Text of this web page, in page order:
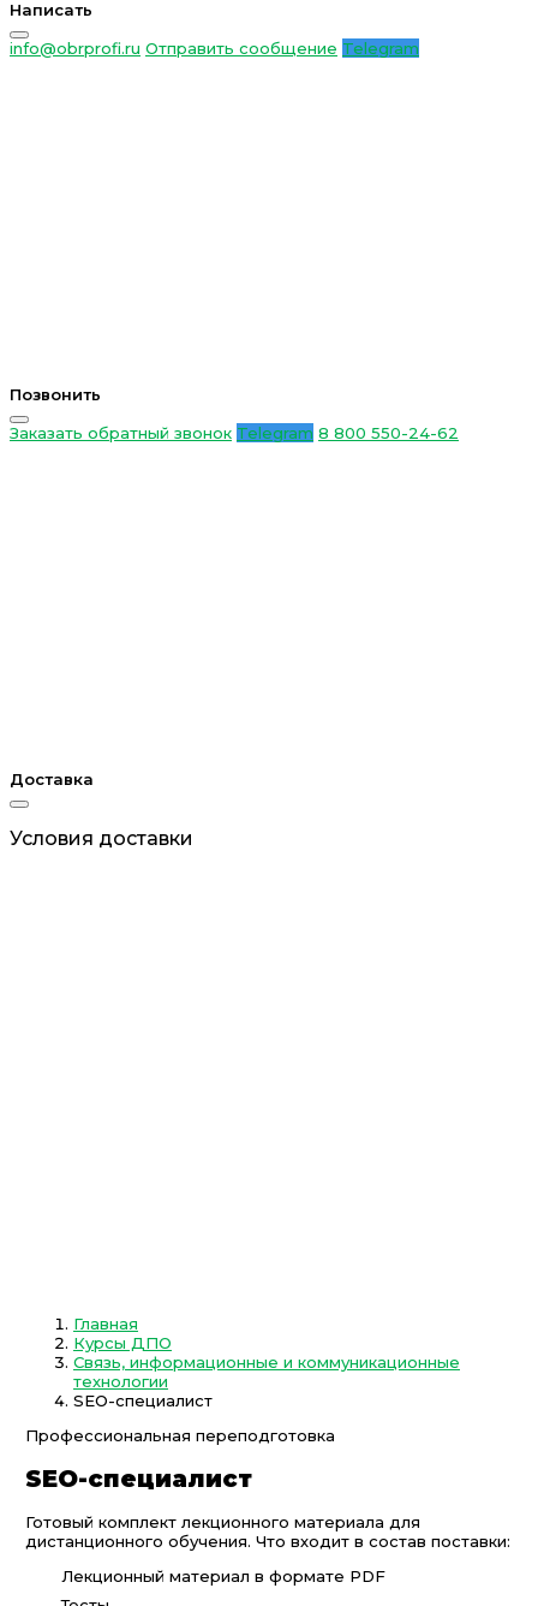
Написать
info@obrprofi.ru Отправить сообщение Telegram
Позвонить
Заказать обратный звонок Telegram 8 800 550-24-62
Доставка
Условия доставки
Главная
Курсы ДПО
Связь, информационные и коммуникационные
технологии
SEO-специалист
Профессиональная переподготовка
SEO-специалист
Готовый комплект лекционного материала для
дистанционного обучения. Что входит в состав поставки:
Лекционный материал в формате PDF